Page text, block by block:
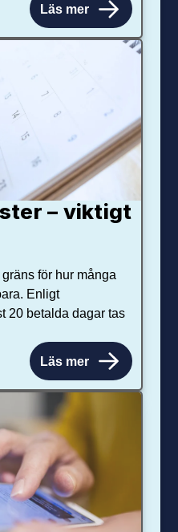
Läs mer
– viktigt
för hur många
Enligt
20 betalda dagar tas
Läs mer